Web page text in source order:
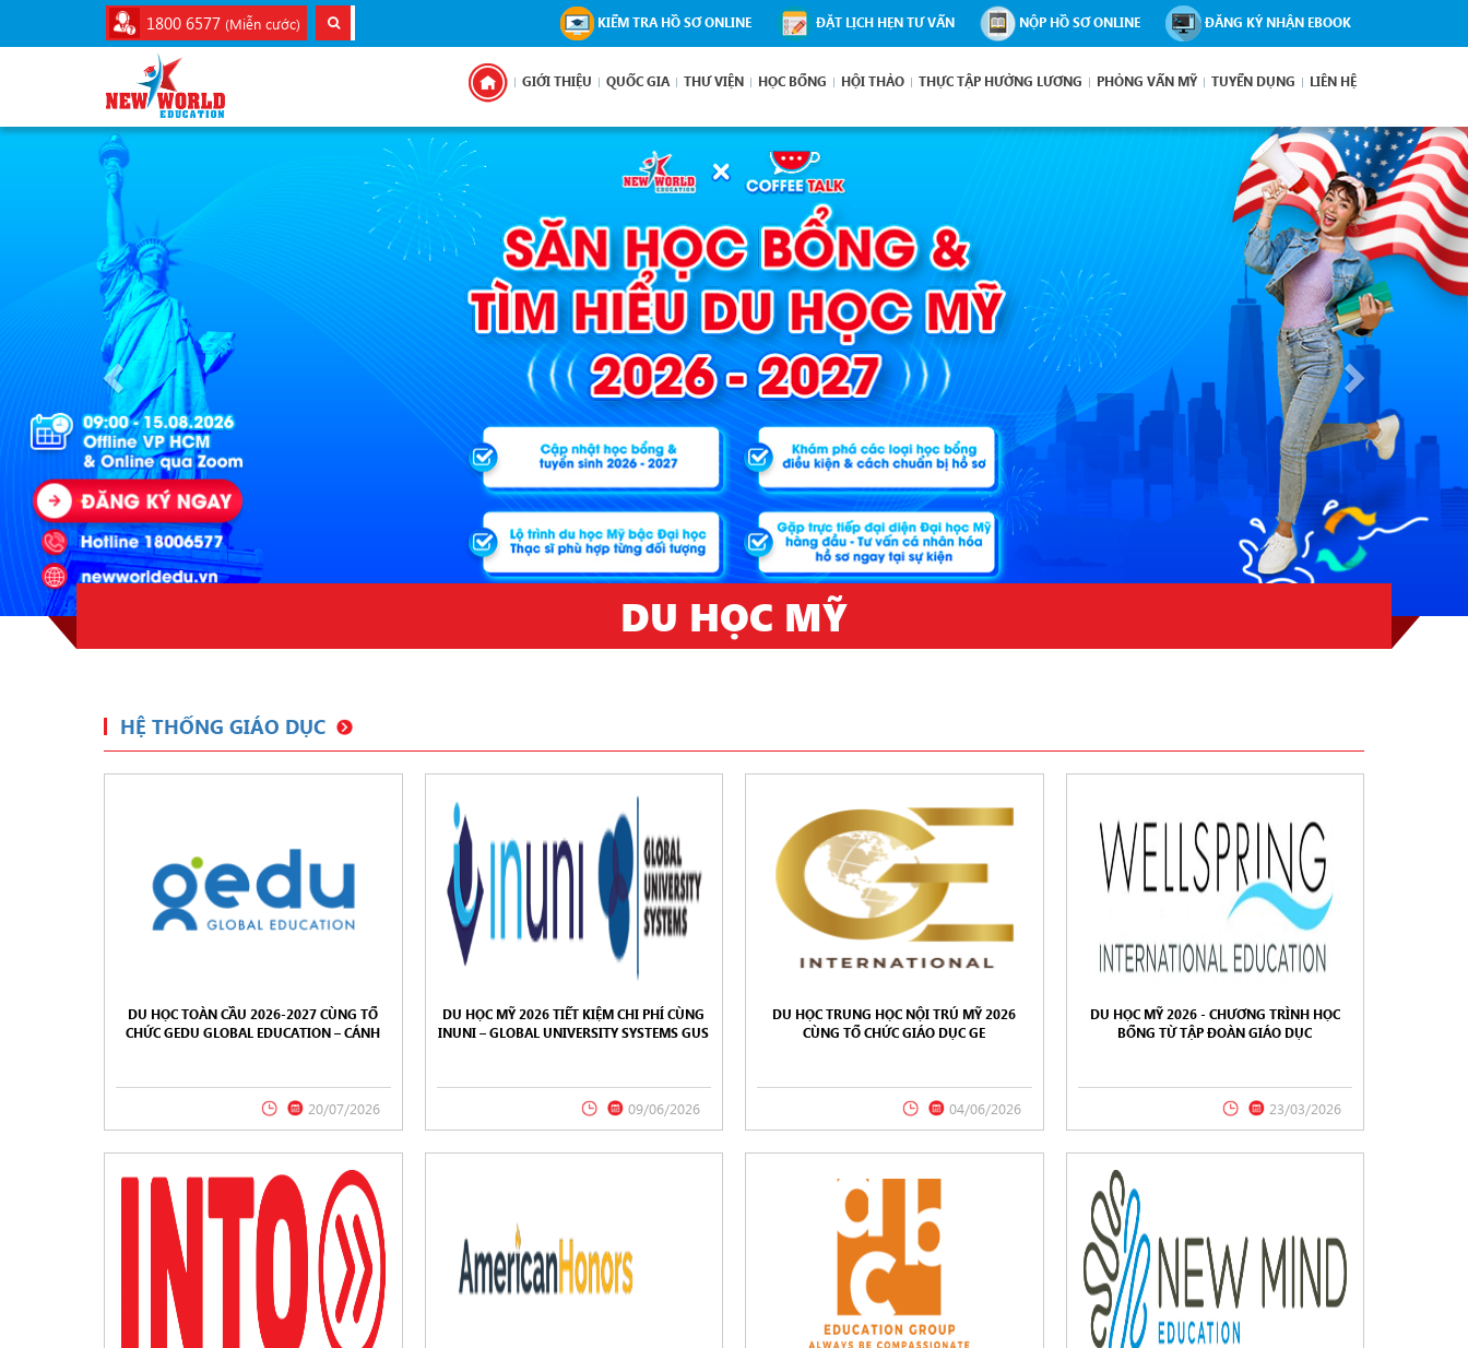
1800 6577 (Miễn cước) KIỂM TRA HỒ SƠ ONLINE ĐẶT LỊCH HẸN TƯ VẤN NỘP HỒ SƠ ONLINE ĐĂNG KÝ NHẬN EBOOK
GIỚI THIỆU QUỐC GIA THƯ VIỆN HỌC BỔNG HỘI THẢO THỰC TẬP HƯỞNG LƯƠNG PHỎNG VẤN MỸ TUYỂN DỤNG LIÊN HỆ
Previous Next
DU HỌC MỸ
HỆ THỐNG GIÁO DỤC
DU HỌC TOÀN CẦU 2026-2027 CÙNG TỔ
CHỨC GEDU GLOBAL EDUCATION – CÁNH
20/07/2026
DU HỌC MỸ 2026 TIẾT KIỆM CHI PHÍ CÙNG
INUNI – GLOBAL UNIVERSITY SYSTEMS GUS
09/06/2026
DU HỌC TRUNG HỌC NỘI TRÚ MỸ 2026
CÙNG TỔ CHỨC GIÁO DỤC GE
04/06/2026
DU HỌC MỸ 2026 - CHƯƠNG TRÌNH HỌC
BỔNG TỪ TẬP ĐOÀN GIÁO DỤC
23/03/2026